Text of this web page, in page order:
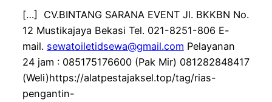
[…] CV.BINTANG SARANA EVENT Jl. BKKBN No.
12 Mustikajaya Bekasi Tel. 021-8251-806 E-
mail. sewatoiletidsewa@gmail.com Pelayanan
24 jam : 085175176600 (Pak Mir) 081282848417
(Weli)https://alatpestajaksel.top/tag/rias-
pengantin-